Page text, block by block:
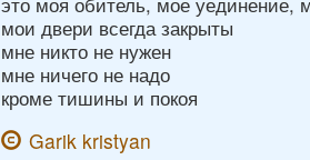
мои двери всегда закрыты
мне никто не нужен
мне ничего не надо
кроме тишины и покоя
Garik kristyan